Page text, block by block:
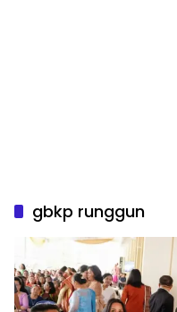
gbkp runggun